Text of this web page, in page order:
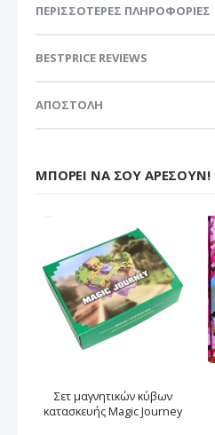
ΠΕΡΙΣΣΌΤΕΡΕΣ ΠΛΗΡΟΦΟΡΊΕΣ
BESTPRICE REVIEWS
ΑΠΟΣΤΟΛΗ
ΜΠΟΡΕΊ ΝΑ ΣΟΥ ΑΡΈΣΟΥΝ!
Σετ μαγνητικών κύβων
κατασκευής Magic Journey